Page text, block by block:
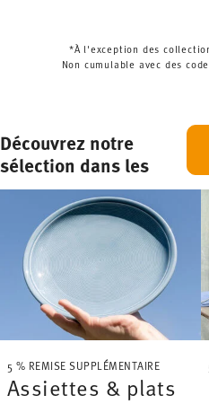
*À l'exception des
Non cumulable avec des
Découvrez notre
sélection dans les
5 % REMISE SUPPLÉMENTAIRE
Assiettes & plats